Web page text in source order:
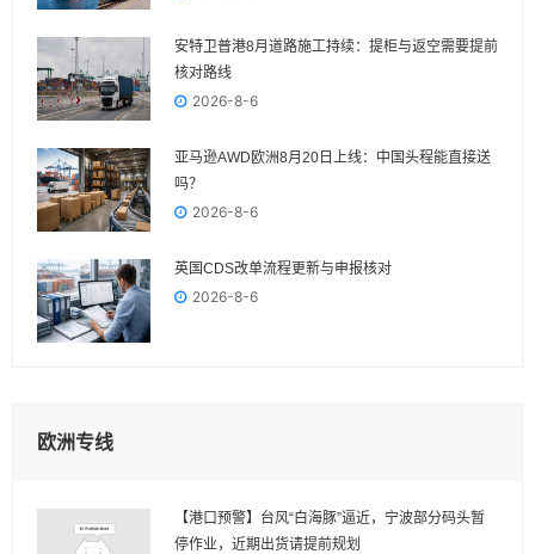
安特卫普港8月道路施工持续：提柜与返空需要提前
核对路线
2026-8-6
亚马逊AWD欧洲8月20日上线：中国头程能直接送
吗？
2026-8-6
英国CDS改单流程更新与申报核对
2026-8-6
欧洲专线
【港口预警】台风“白海豚”逼近，宁波部分码头暂
停作业，近期出货请提前规划